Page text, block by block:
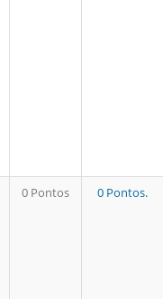
0 Pontos 0 Pontos.